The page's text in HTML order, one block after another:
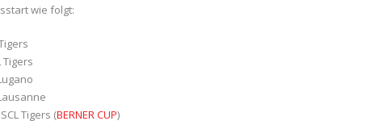
wie folgt:
Tigers
Tigers (BERNER CUP)